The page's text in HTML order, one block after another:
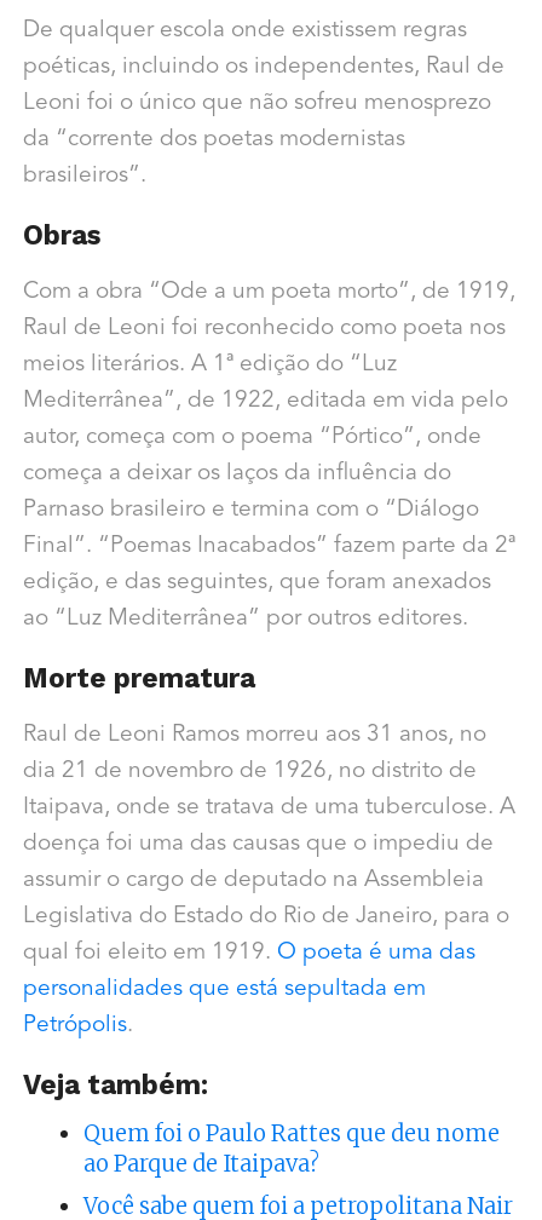
De qualquer escola onde existissem regras
poéticas, incluindo os independentes, Raul de
Leoni foi o único que não sofreu menosprezo
da “corrente dos poetas modernistas
brasileiros”.
Obras
Com a obra “Ode a um poeta morto”, de 1919,
Raul de Leoni foi reconhecido como poeta nos
meios literários. A 1ª edição do “Luz
Mediterrânea”, de 1922, editada em vida pelo
autor, começa com o poema “Pórtico”, onde
começa a deixar os laços da influência do
Parnaso brasileiro e termina com o “Diálogo
Final”. “Poemas Inacabados” fazem parte da 2ª
edição, e das seguintes, que foram anexados
ao “Luz Mediterrânea” por outros editores.
Morte prematura
Raul de Leoni Ramos morreu aos31 anos, no
dia 21 de novembro de 1926, no distrito de
Itaipava, onde se tratava de uma tuberculose. A
doença foi uma das causas que o impediu de
assumir o cargo de deputado na Assembleia
Legislativa do Estado do Rio de Janeiro, para o
qual foi eleito em 1919. O poeta é uma das
personalidades que está sepultada em
Petrópolis.
Veja também:
Quem foi o Paulo Rattes que deu nome
ao Parque de Itaipava?
Você sabe quem foi a petropolitana Nair